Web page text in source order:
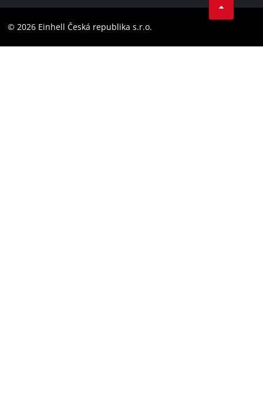
Prohlášení o přístupnosti
Instagram
© 2026 Einhell Česká republika s.r.o.